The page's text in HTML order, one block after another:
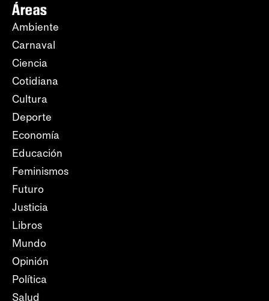
Áreas
Ambiente
Carnaval
Ciencia
Cotidiana
Cultura
Deporte
Economía
Educación
Feminismos
Futuro
Justicia
Libros
Mundo
Opinión
Política
Salud